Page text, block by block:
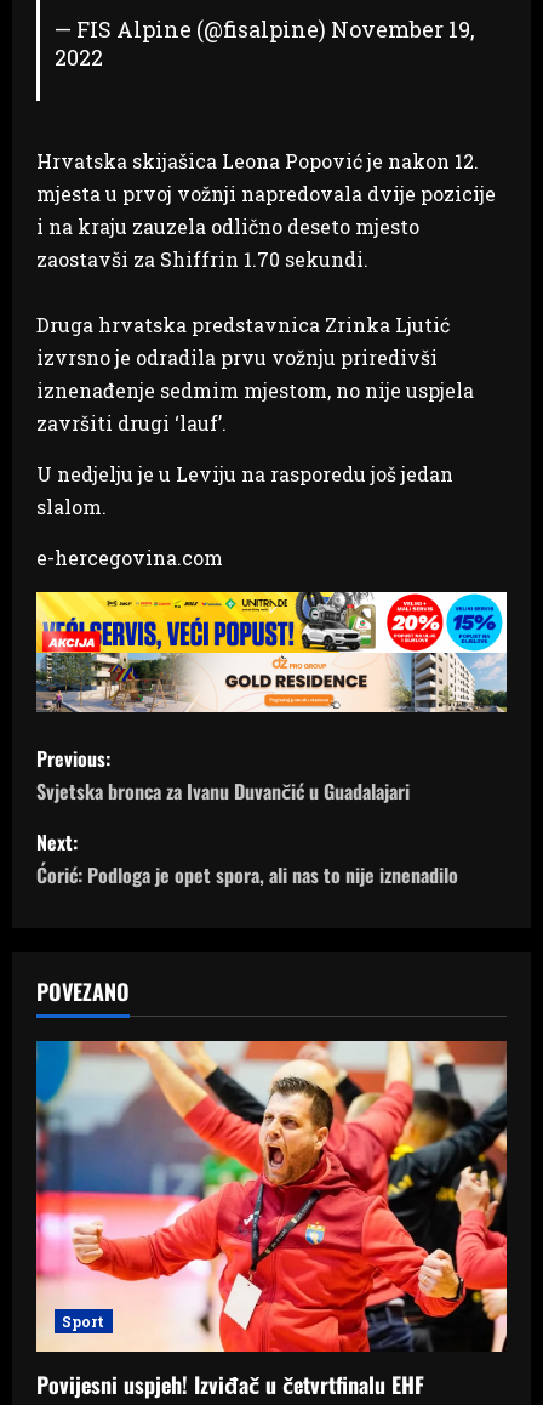
— FIS Alpine (@fisalpine) November 19,
2022
Hrvatska skijašica Leona Popović je nakon 12.
mjesta u prvoj vožnji napredovala dvije pozicije
i na kraju zauzela odlično deseto mjesto
zaostavši za Shiffrin 1.70 sekundi.
Druga hrvatska predstavnica Zrinka Ljutić
izvrsno je odradila prvu vožnju priredivši
iznenađenje sedmim mjestom, no nije uspjela
završiti drugi ‘lauf’.
U nedjelju je u Leviju na rasporedu još jedan
slalom.
e-hercegovina.com
P
o
s
t
a
v
i
g
a
t
o
Previous:
Svjetska bronca za Ivanu Duvančić u Guadalajari
Next:
Ćorić: Podloga je opet spora, ali nas to nije iznenadilo
POVEZANO
Sport
Povijesni uspjeh! Izviđač u četvrtfinalu EHF